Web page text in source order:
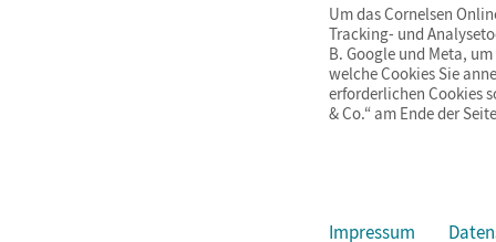
Sicheres Einkaufen mit SSL-Verschlüsselung
Widerrufsfristvon 4 Wochen
Schnelle und einfache Retourenabwicklung
Barrierefreiheit
Um das Cornelsen
Tracking- und
B. Google und Meta,
welche Cookies Sie
erforderlichen Cookies
& Co.“ am Ende der
Impressum